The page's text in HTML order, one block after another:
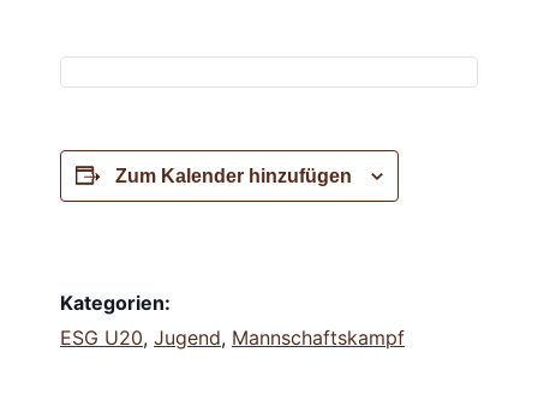
Zum Kalender hinzufügen
Kategorien:
ESG U20, Jugend, Mannschaftskampf